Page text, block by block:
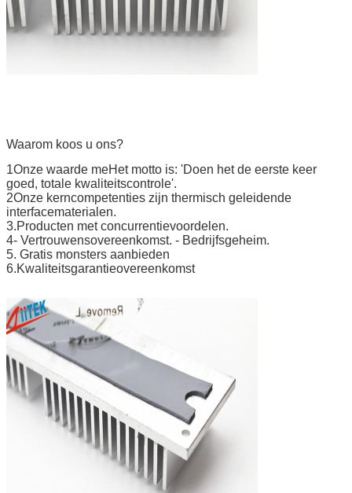
Waarom koos u ons?
1Onze waarde meHet motto is: 'Doen het de eerste keer
goed, totale kwaliteitscontrole'.
2Onze kerncompetenties zijn thermisch geleidende
interfacematerialen.
3.Producten met concurrentievoordelen.
4- Vertrouwensovereenkomst. - Bedrijfsgeheim.
5. Gratis monsters aanbieden
6.Kwaliteitsgarantieovereenkomst